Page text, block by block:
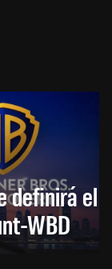
definirá el
WBD